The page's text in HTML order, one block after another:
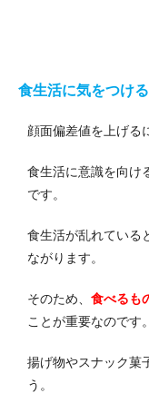
食生活に気をつける
顔面偏差値を上げる
食生活に意識を向け
です。
食生活が乱れている
ながります。
そのため、 食べるも
ことが重要なのです。
揚げ物やスナック菓
う。